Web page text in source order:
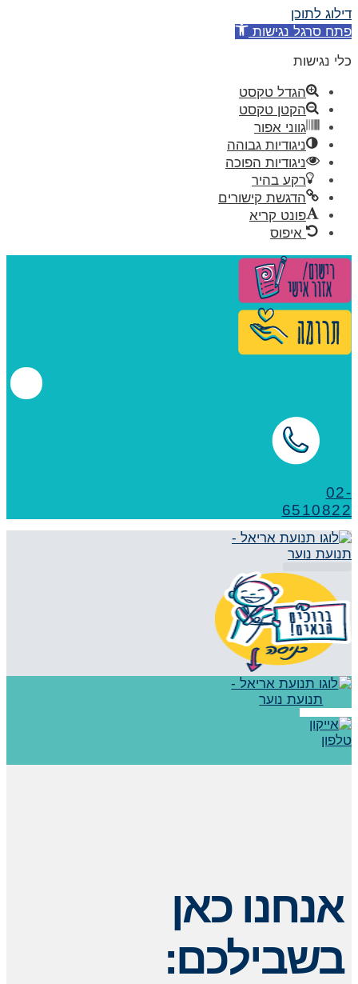
דילוג לתוכן
פתח סרגל נגישות
כלי נגישות
הגדל טקסט
הקטן טקסט
גווני אפור
ניגודיות גבוהה
ניגודיות הפוכה
רקע בהיר
הדגשת קישורים
פונט קריא
איפוס
דלג
לתוכן
02-
6510822
אנחנו כאן
בשבילכם: